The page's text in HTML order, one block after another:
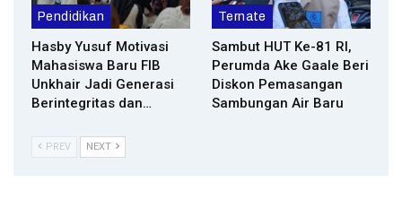
Pendidikan
Hasby Yusuf Motivasi
Mahasiswa Baru FIB
Unkhair Jadi Generasi
Berintegritas dan…
Ternate
Sambut HUT Ke-81 RI,
Perumda Ake Gaale Beri
Diskon Pemasangan
Sambungan Air Baru
PREV NEXT